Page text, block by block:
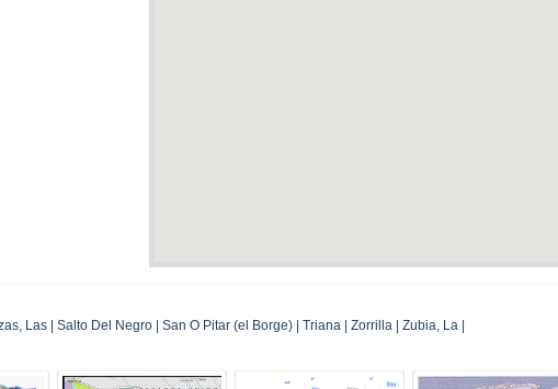
Las | Salto Del Negro | San O Pitar (el Borge) | Triana | Zorrilla | Zubia, La |